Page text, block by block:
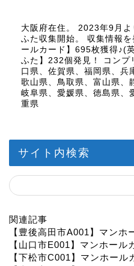
大阪府在住。 2023年9月
ふた収集開始。 収集情報
ールカード】695枚獲得♪(
ふた】232個発見！ コン
口県、佐賀県、福岡県、兵
歌山県、鳥取県、富山県、
岐阜県、愛媛県、徳島県、
重県
サイト内検索
関連記事
【豊後高田市A001】マンホ
【山口市E001】マンホール
【下松市C001】マンホール